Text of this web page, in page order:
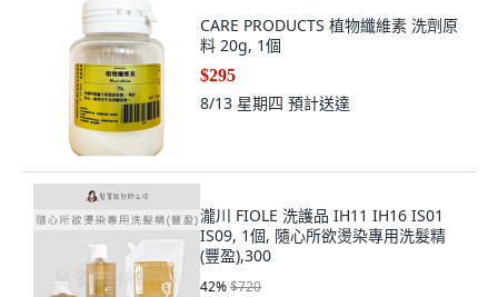
CARE PRODUCTS 植物纖維素 洗劑原
料 20g, 1個
$295
8/13 星期四 預計送達
瀧川 FIOLE 洗護品 IH11 IH16 IS01
IS09, 1個, 隨心所欲燙染專用洗髮精
(豐盈),300
42%$720